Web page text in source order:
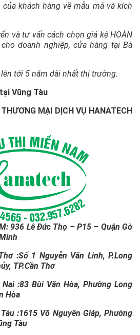
khách hàng về mẫu mã và kích
và tư vấn cách chọn giá kệ HOÀN
cho doanh nghiệp, cửa hàng tại Bà
tới 5 năm dài nhất thị trường.
Vũng Tàu
MẠI DỊCH VỤ HANATECH
936 Lê Đức Thọ – P15 – Quận Gò
:Số 1 Nguyễn Văn Linh, P.Long
TP.Cần Thơ
:83 Bùi Văn Hòa, Phường Long
Hòa
:1615 Võ Nguyên Giáp, Phường
Tàu